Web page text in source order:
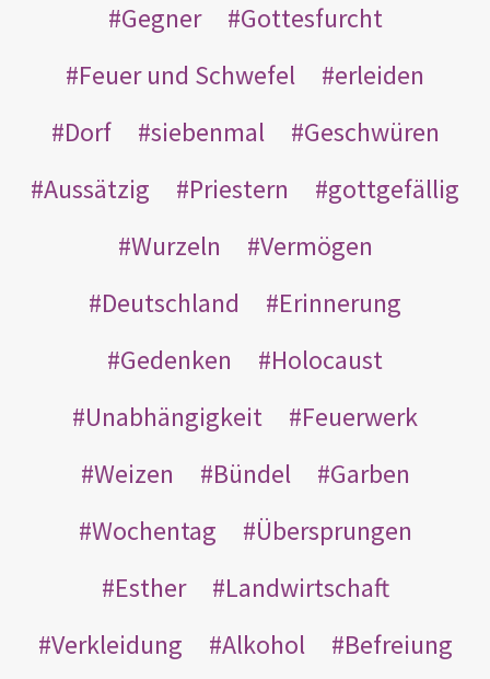
Gegner
Gottesfurcht
Feuer und Schwefel
erleiden
Dorf
siebenmal
Geschwüren
Aussätzig
Priestern
gottgefällig
Wurzeln
Vermögen
Deutschland
Erinnerung
Gedenken
Holocaust
Unabhängigkeit
Feuerwerk
Weizen
Bündel
Garben
Wochentag
Übersprungen
Esther
Landwirtschaft
Verkleidung
Alkohol
Befreiung